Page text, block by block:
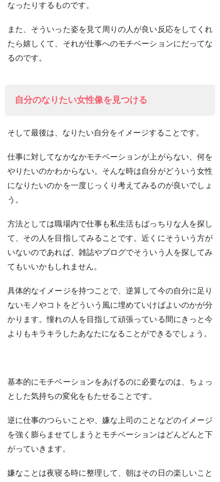
なったりするものです。
また、そういった姿を見て周りの人が良い反応をしてくれ
たら嬉しくて、それが仕事へのモチベーションにだってな
るのです。
自分のなりたい女性像を見つける
そして最後は、なりたい自分をイメージすることです。
仕事に対してなかなかモチベーションが上がらない、何を
やりたいのかわからない。そんな時は自分がどういう女性
になりたいのかを一度じっくり考えてみるのが良いでしょ
う。
方法としては職場内で仕事も私生活もばっちりな人を探し
て、その人を目指してみることです。近くにそういう方が
いないのであれば、雑誌やブログでそういう人を探してみ
てもいいかもしれません。
具体的なイメージを持つことで、逆算して今の自分に足り
ないモノやコトをどういう風に埋めていけばよいのかが分
かります。憧れの人を目指して頑張っている間にきっと今
よりもキラキラしたあなたになることができるでしょう。
基本的にモチベーションをあげるのに必要なのは、ちょっ
とした気持ちの変化をもたせることです。
逆に仕事のつらいことや、嫌な上司のことなどのイメージ
を強く膨らませてしまうとモチベーションはどんどんと下
がっていきます。
嫌なことは夜寝る時に整理して、朝はその日の楽しいこと